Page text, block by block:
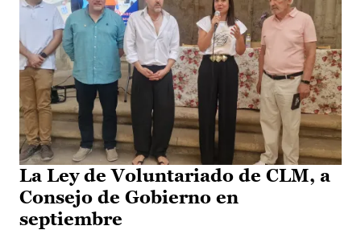
La Ley de Voluntariado de CLM, a
Consejo de Gobierno en
septiembre